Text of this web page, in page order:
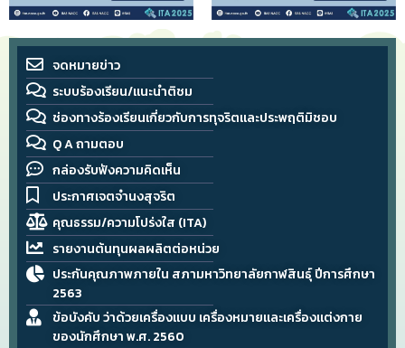
จดหมายข่าว
ระบบร้องเรียน/แนะนำติชม
ช่องทางร้องเรียนเกี่ยวกับการทุจริตและประพฤติมิชอบ
Q A ถามตอบ
กล่องรับฟังความคิดเห็น
ประกาศเจตจำนงสุจริต
คุณธรรม/ความโปร่งใส (ITA)
รายงานต้นทุนผลผลิตต่อหน่วย
ประกันคุณภาพภายใน สภามหาวิทยาลัยกาฬสินธุ์ ปีการศึกษา
2563
ข้อบังคับ ว่าด้วยเครื่องแบบ เครื่องหมายและเครื่องแต่งกาย
ของนักศึกษา พ.ศ. 2560